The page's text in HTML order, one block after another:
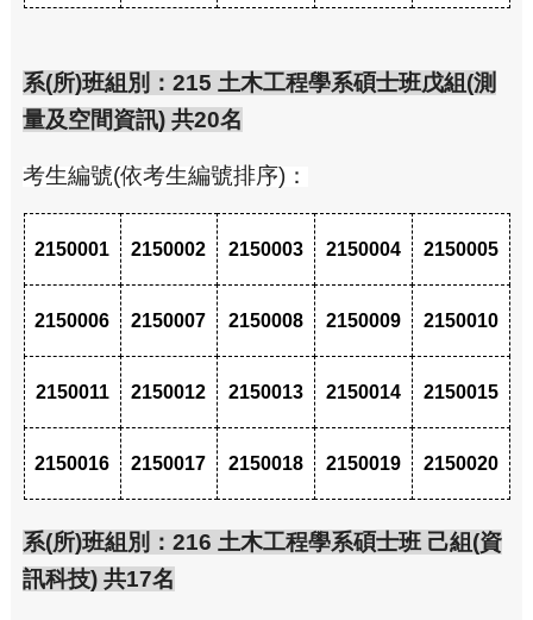
系(所)班組別：215 土木工程學系碩士班戊組(測
量及空間資訊) 共20名
考生編號(依考生編號排序)：
2150001 2150002 2150003 2150004 2150005
2150006 2150007 2150008 2150009 2150010
2150011 2150012 2150013 2150014 2150015
2150016 2150017 2150018 2150019 2150020
系(所)班組別：216 土木工程學系碩士班 己組(資
訊科技) 共17名